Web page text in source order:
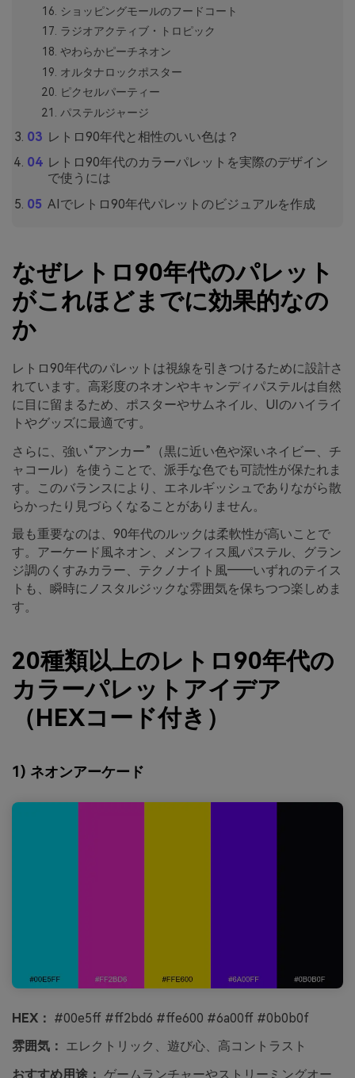
ショッピングモールのフードコート
ラジオアクティブ・トロピック
やわらかピーチネオン
オルタナロックポスター
ピクセルパーティー
パステルジャージ
レトロ90年代と相性のいい色は？
レトロ90年代のカラーパレットを実際のデザイン
で使うには
AIでレトロ90年代パレットのビジュアルを作成
なぜレトロ90年代のパレット
がこれほどまでに効果的なの
か
レトロ90年代のパレットは視線を引きつけるために設計さ
れています。高彩度のネオンやキャンディパステルは自然
に目に留まるため、ポスターやサムネイル、UIのハイライ
トやグッズに最適です。
さらに、強い“アンカー”（黒に近い色や深いネイビー、チ
ャコール）を使うことで、派手な色でも可読性が保たれま
す。このバランスにより、エネルギッシュでありながら散
らかったり見づらくなることがありません。
最も重要なのは、90年代のルックは柔軟性が高いことで
す。アーケード風ネオン、メンフィス風パステル、グラン
ジ調のくすみカラー、テクノナイト風――いずれのテイス
トも、瞬時にノスタルジックな雰囲気を保ちつつ楽しめま
す。
20種類以上のレトロ90年代の
カラーパレットアイデア
（HEXコード付き）
1) ネオンアーケード
HEX： #00e5ff #ff2bd6 #ffe600 #6a00ff #0b0b0f
雰囲気： エレクトリック、遊び心、高コントラスト
おすすめ用途： ゲームランチャーやストリーミングオー